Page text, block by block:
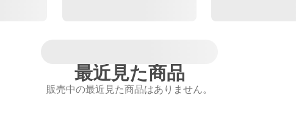
最近見た商品
販売中の最近見た商品はありません。